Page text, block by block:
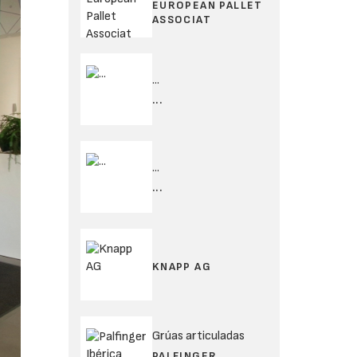
EUROPEAN PALLET
ASSOCIAT
...
...
...
...
KNAPP AG
Grúas articuladas